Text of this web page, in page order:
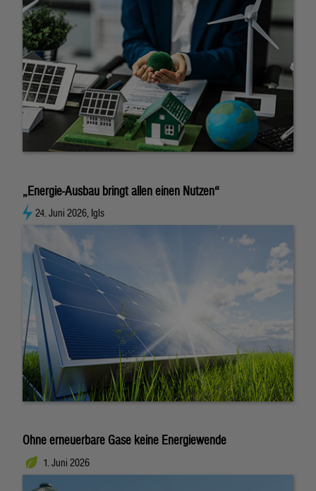
„Energie-Ausbau bringt allen einen Nutzen“
24. Juni 2026, Igls
Ohne erneuerbare Gase keine Energiewende
1. Juni 2026